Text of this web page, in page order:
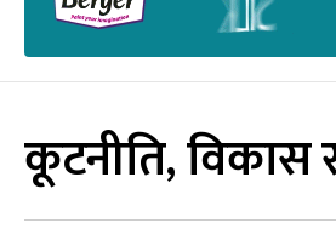
कूटनीति, विकास